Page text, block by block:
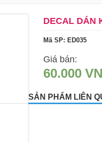
DECAL DÁN
Mã SP: ED035
Giá bán:
60.000
SẢN PHẨM LIÊN